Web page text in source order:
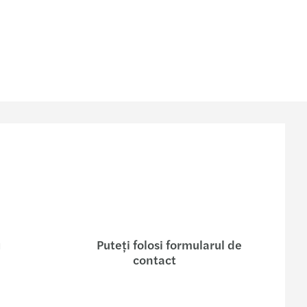
Puteţi folosi formularul de
contact